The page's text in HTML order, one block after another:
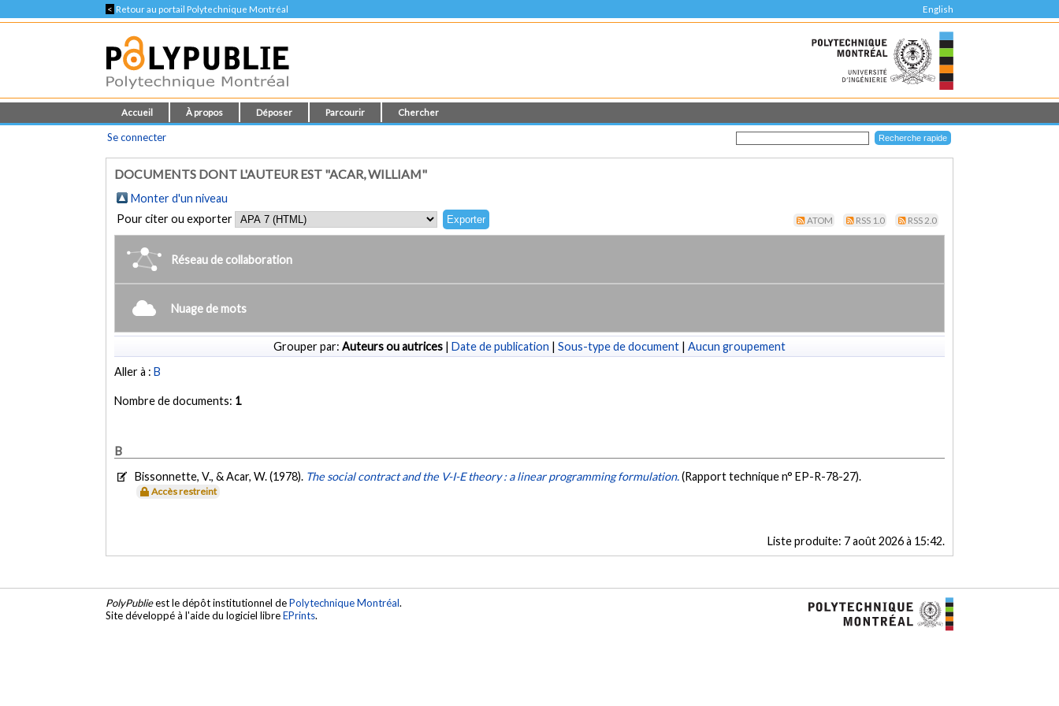
< Retour au portail Polytechnique Montréal English
Accueil À propos Déposer Parcourir Chercher
Se connecter
DOCUMENTS DONT L'AUTEUR EST "ACAR, WILLIAM"
Monter d'un niveau
Pour citer ou exporter
ATOM RSS 1.0 RSS 2.0
Réseau de collaboration
Nuage de mots
Grouper par: Auteurs ou autrices | Date de publication | Sous-type de document | Aucun groupement
Aller à :B
Nombre de documents: 1
B
Bissonnette, V., & Acar, W. (1978). The social contract and the V-I-E theory : a linear programming formulation.(Rapport technique n° EP-R-78-27).
Accès restreint
Liste produite: 7 août 2026 à 15:42.
PolyPublieest le dépôt institutionnel dePolytechnique Montréal.
Site développé à l'aide du logiciel libreEPrints.